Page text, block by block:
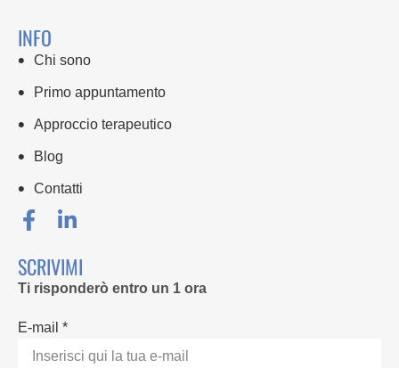
INFO
Chi sono
Primo appuntamento
Approccio terapeutico
Blog
Contatti
SCRIVIMI
Ti risponderò entro un 1 ora
E-mail *